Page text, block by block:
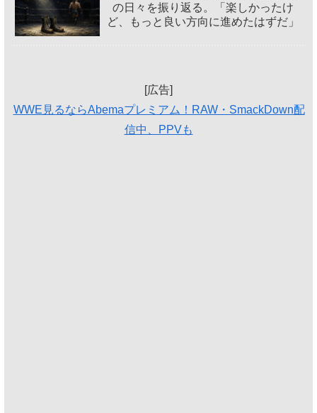
の日々を振り返る。「楽しかったけ
ど、もっと良い方向に進めたはずだ」
[広告]
WWE見るならAbemaプレミアム！RAW・SmackDown配
信中、PPVも